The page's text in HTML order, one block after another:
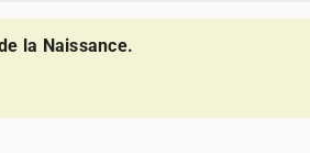
la Naissance.